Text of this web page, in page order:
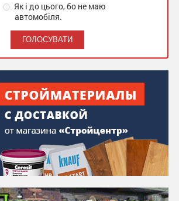
Як і до цього, бо не маю
автомобіля.